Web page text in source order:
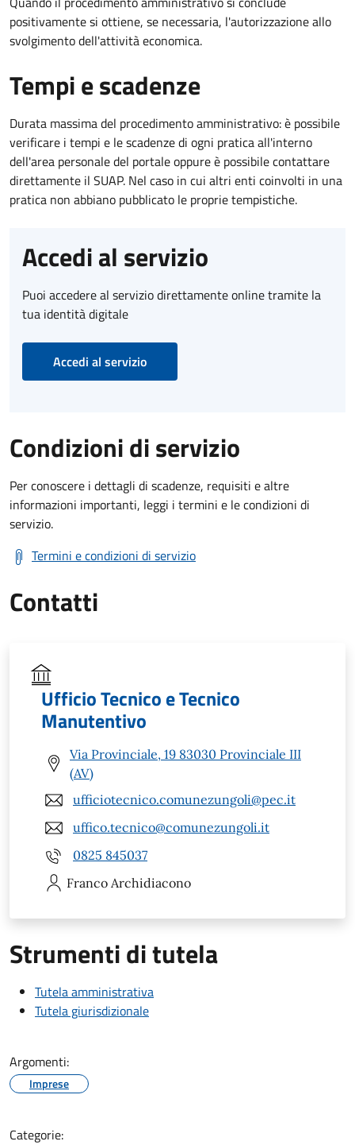
positivamente si ottiene, se necessaria, l'autorizzazione allo
svolgimento dell'attività economica.
Tempi e scadenze
Durata massima del procedimento amministrativo: è possibile
verificare i tempi e le scadenze di ogni pratica all'interno
dell'area personale del portale oppure è possibile contattare
direttamente il SUAP. Nel caso in cui altri enti coinvolti in una
pratica non abbiano pubblicato le proprie tempistiche.
Accedi al servizio
Puoi accedere al servizio direttamente online tramite la
tua identità digitale
Accedi al servizio
Condizioni di servizio
Per conoscere i dettagli di scadenze, requisiti e altre
informazioni importanti, leggi i termini e le condizioni di
servizio.
Termini e condizioni di servizio
Contatti
Ufficio Tecnico e Tecnico
Manutentivo
Via Provinciale, 19 83030 Provinciale III
(AV)
ufficiotecnico.comunezungoli@pec.it
uffico.tecnico@comunezungoli.it
0825 845037
Franco Archidiacono
Strumenti di tutela
Tutela amministrativa
Tutela giurisdizionale
Argomenti:
Imprese
Categorie: